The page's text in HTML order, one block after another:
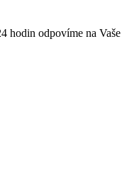
hodin odpovíme na